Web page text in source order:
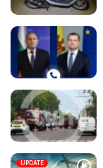
UPDATE